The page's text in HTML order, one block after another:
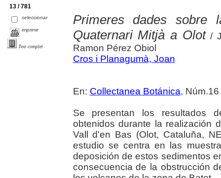
13 / 781
seleccionar
imprimir
Text complet
Primeres dades
Quaternari Mitjà a Olot/
Ramon Pérez Obiol
Cros i Planagumà, Joan
En: Collectanea Botánica,
Se presentan los resultados
obtenidos durante la realización
Vall d'en Bas (Olot, Cataluña,
estudio se centra en las
deposición de estos sedimentos
consecuencia de la obstrucción